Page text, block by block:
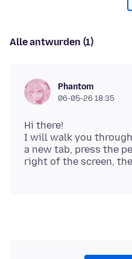
Alle antwurden (1)
Phantom
06-05-26 18:35
Hi there!
I will walk you
a new tab, press the